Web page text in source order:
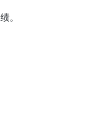
。